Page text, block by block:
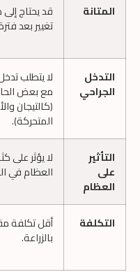
المتانة
قد يحتاج
تغيير بعد
التدخل
الجراحي
لا يتطلب
مع بعض
(كالتيجان
المتحركة).
التأثير
على
العظام
لا يؤثر على
العظام في
التكلفة
أقل تكلفة
بالزراعة.